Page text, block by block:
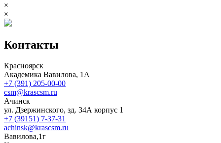
×
×
Контакты
Красноярск
Академика Вавилова, 1А
+7 (391) 205-00-00
csm@krascsm.ru
Ачинск
ул. Дзержинского, зд. 34А корпус 1
+7 (39151) 7-37-31
achinsk@krascsm.ru
Вавилова,1г